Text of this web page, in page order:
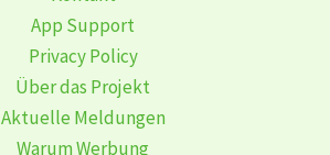
App Support
Privacy Policy
Über das Projekt
Aktuelle Meldungen
Warum Werbung